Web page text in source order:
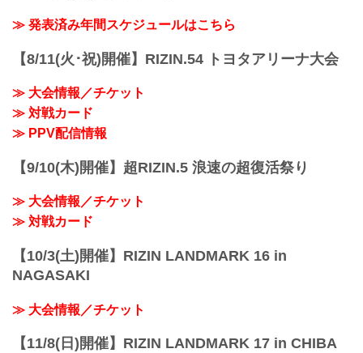
≫ 発表済み年間スケジュールはこちら
【8/11(火･祝)開催】RIZIN.54 トヨタアリーナ大会
≫ 大会情報／チケット
≫ 対戦カード
≫ PPV配信情報
【9/10(木)開催】超RIZIN.5 浪速の超復活祭り
≫ 大会情報／チケット
≫ 対戦カード
【10/3(土)開催】RIZIN LANDMARK 16 in
NAGASAKI
≫ 大会情報／チケット
【11/8(日)開催】RIZIN LANDMARK 17 in CHIBA